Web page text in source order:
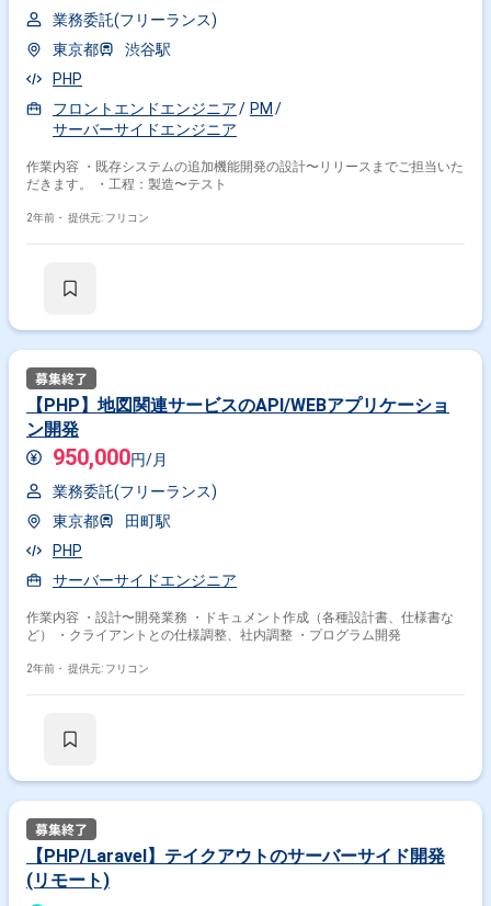
業務委託(フリーランス)
東京都
渋谷駅
PHP
フロントエンドエンジニア
PM
サーバーサイドエンジニア
作業内容 ・既存システムの追加機能開発の設計〜リリースまでご担当いた
だきます。 ・工程：製造〜テスト
2年前・ 提供元: フリコン
【PHP】地図関連サービスのAPI/WEBアプリケーショ
ン開発
950,000円/月
業務委託(フリーランス)
東京都
田町駅
PHP
サーバーサイドエンジニア
作業内容 ・設計〜開発業務 ・ドキュメント作成（各種設計書、仕様書な
ど） ・クライアントとの仕様調整、社内調整 ・プログラム開発
2年前・ 提供元: フリコン
【PHP/Laravel】テイクアウトのサーバーサイド開発
(リモート)